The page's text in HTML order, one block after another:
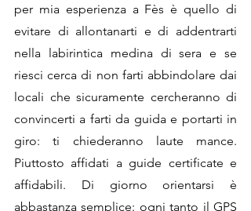
per mia esperienza a Fès è quello di
evitare di allontanarti e di addentrarti
nella labirintica medina di sera e se
riesci cerca di non farti abbindolare dai
locali che sicuramente cercheranno di
convincerti a farti da guida e portarti in
giro: ti chiederanno laute mance.
Piuttosto affidati a guide certificate e
affidabili. Di giorno orientarsi è
abbastanza semplice: ogni tanto il GPS